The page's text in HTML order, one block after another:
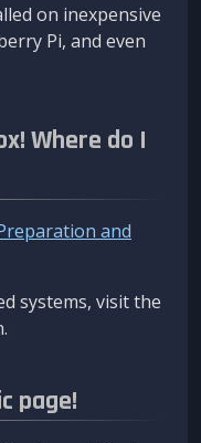
on inexpensive
Pi, and even
Where do I
and
systems, visit the
page!